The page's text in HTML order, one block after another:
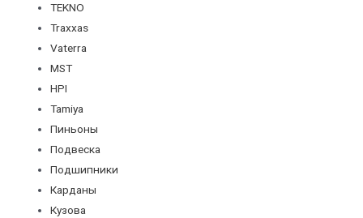
TEKNO
Traxxas
Vaterra
MST
HPI
Tamiya
Пиньоны
Подвеска
Подшипники
Карданы
Кузова